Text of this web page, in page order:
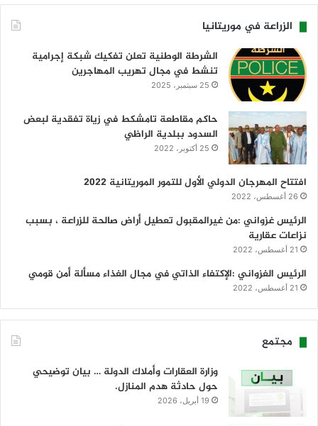
الزراعة في موريتانيا
الشرطة الوطنية تعلن تفكيك شبكة إجرامية
تنشط في مجال تهريب المهاجرين
25 سبتمبر، 2025
حاكم مقاطعة تامشكط في زياة تفقدية لبعض
السدود ببلدية الراظي
25 أكتوبر، 2022
افتتاح المهرجان الدولي الأول للتمور الموريتانية 2022
26 أغسطس، 2022
الرئيس غزواني :من غيرالمقبول تعطيل أراض صالحة للزراعة ، بسبب
نزاعات عقارية
21 أغسطس، 2022
الرئيس الغزواني :الإكتفاء الذاتي في مجال الغذاء مسألة أمن قومي
21 أغسطس، 2022
مجتمع
وزارة العقارات وأملاك الدولة … بيان توضيحي
حول حادثة هدم المنازل.
19 أبريل، 2026